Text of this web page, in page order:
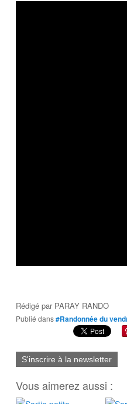
Rédigé par PARAY RANDO
Publié dans#Randonnée du
S'inscrire à la newsletter
Vous aimerez aussi :